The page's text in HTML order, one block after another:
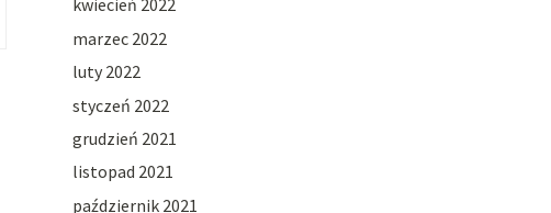
kwiecień 2022
marzec 2022
luty 2022
styczeń 2022
grudzień 2021
listopad 2021
październik 2021